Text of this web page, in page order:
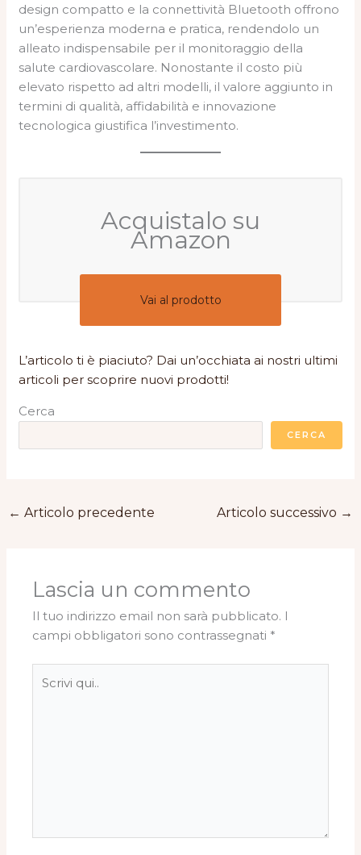
design compatto e la connettività Bluetooth offrono
un’esperienza moderna e pratica, rendendolo un
alleato indispensabile per il monitoraggio della
salute cardiovascolare. Nonostante il costo più
elevato rispetto ad altri modelli, il valore aggiunto in
termini di qualità, affidabilità e innovazione
tecnologica giustifica l’investimento.
Acquistalo su
Amazon
Vai al prodotto
L’articolo ti è piaciuto? Dai un’occhiata ai nostri ultimi
articoli per scoprire nuovi prodotti!
Cerca
CERCA
← Articolo precedente Articolo successivo →
Lascia un commento
Il tuo indirizzo email non sarà pubblicato. I
campi obbligatori sono contrassegnati *
qui..